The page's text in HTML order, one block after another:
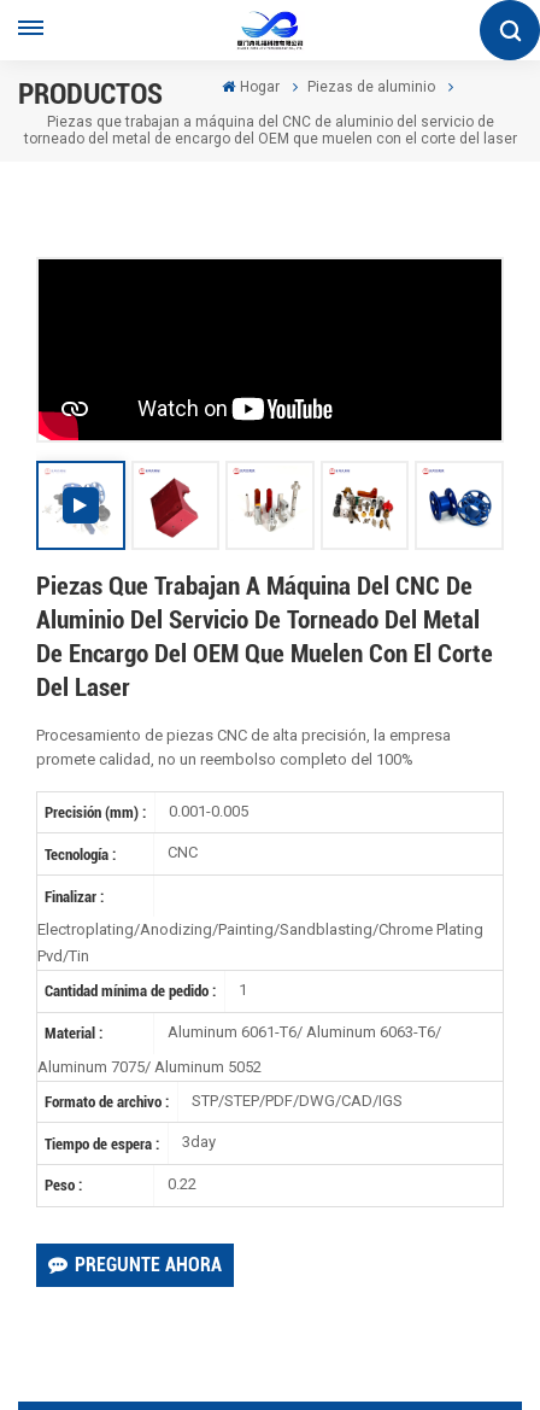
PRODUCTOS Hogar Piezas de aluminio
Piezas que trabajan a máquina del CNC de aluminio del servicio de
torneado del metal de encargo del OEM que muelen con el corte del laser
Piezas Que Trabajan A Máquina Del CNC De
Aluminio Del Servicio De Torneado Del Metal
De Encargo Del OEM Que Muelen Con El Corte
Del Laser
Procesamiento de piezas CNC de alta precisión, la empresa
promete calidad, no un reembolso completo del 100%
Precisión (mm) : 0.001-0.005
Tecnología : CNC
Finalizar :
Electroplating/Anodizing/Painting/Sandblasting/Chrome Plating
Pvd/Tin
Cantidad mínima de pedido :
1
Material :
Aluminum 6061-T6/ Aluminum 6063-T6/
Aluminum 7075/ Aluminum 5052
Formato de archivo :
STP/STEP/PDF/DWG/CAD/IGS
Tiempo de espera : 3day
Peso : 0.22
PREGUNTE AHORA